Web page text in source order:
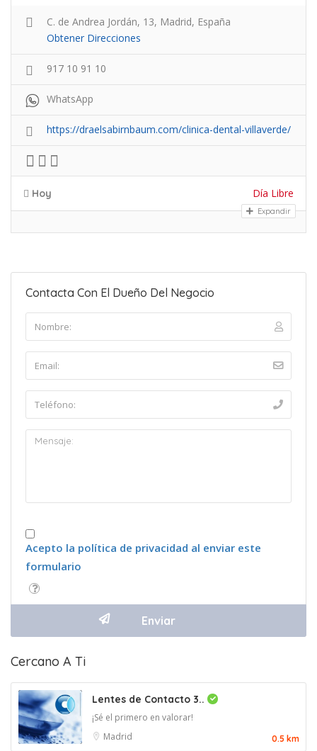
C. de Andrea Jordán, 13, Madrid, España
Obtener Direcciones
917 10 91 10
WhatsApp
https://draelsabirnbaum.com/clinica-dental-villaverde/
Hoy Día Libre
Expandir
Contacta Con El Dueño Del Negocio
Acepto la política de privacidad al enviar este
formulario
Cercano A Ti
Lentes de Contacto 3..
¡Sé el primero en valorar!
Madrid
0.5 km